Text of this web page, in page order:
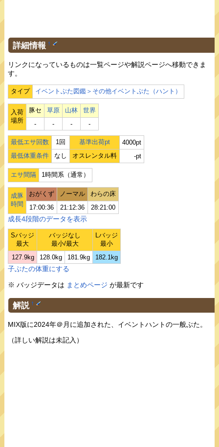
詳細情報 †
リンクになっているものは一覧ページや解説ページへ移動できま
す。
タイプ イベントぶた図鑑＞その他イベントぶた（ハント）
入荷
場所
豚セ 草原 山林
世界
‐
‐ ‐ ‐
最低エサ回数 1回 基準出荷pt
4000pt
最低体重条件
なし オスレンタル料 -pt
エサ間隔 1時間系（通常）
成豚
時間
おがくず ノーマル
わらの床
17:00:36
21:12:36 28:21:00
成長4段階のデータを表示
Sバッジ
最大
バッジなし
最小/最大
Lバッジ
最小
127.9kg
128.0kg 181.9kg 182.1kg
子ぶたの体重にする
※ バッジデータは まとめページ が最新です
解説 †
MIX版に2024年＠月に追加された、イベントハントの一般ぶた。
（詳しい解説は未記入）